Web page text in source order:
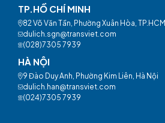
TP.HỒ CHÍ MINH
82 Võ Văn Tần, Phường Xuân Hòa, TP.HCM
dulich.sgn@transviet.com
(028)7305 7939
HÀ NỘI
9 Đào Duy Anh, Phường Kim Liên, Hà Nội
dulich.han@transviet.com
(024)7305 7939